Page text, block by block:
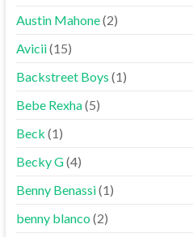
Austin Mahone(2)
Avicii(15)
Backstreet Boys (1)
Bebe Rexha(5)
Beck (1)
Becky G(4)
Benny Benassi(1)
benny blanco(2)